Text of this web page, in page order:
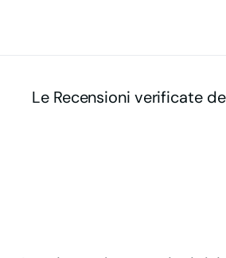
Le Recensioni verificate